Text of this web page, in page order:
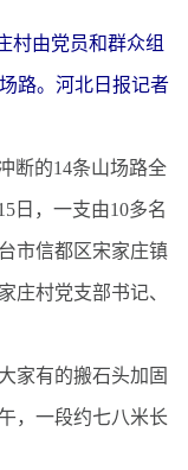
村由党员和群众组
路。河北日报记者
的14条山场路全
日，一支由10多名
市信都区宋家庄镇
庄村党支部书记、
有的搬石头加固
，一段约七八米长